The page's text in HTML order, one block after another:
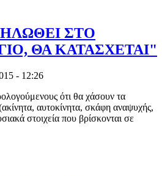
ΣΤΟ
ΘΑ ΚΑΤΑΣΧΕΤΑΙ"
- 12:26
ότι θα χάσουν τα
αυτοκίνητα, σκάφη αναψυχής,
στοιχεία που βρίσκονται σε